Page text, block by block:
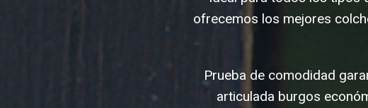
ofrecemos los mejores
Prueba de comodidad
articulada burgos